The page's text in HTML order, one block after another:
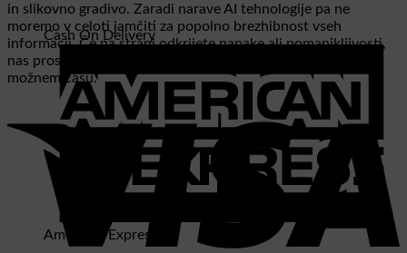
Cash On Delivery
American Express
in slikovno gradivo. Zaradi narave AI tehnologije pa ne
moremo v celoti jamčiti za popolno brezhibnost vseh
informacij. Če na strani odkrijete napake ali pomanjkljivosti,
nas prosim obvestite. Napako bomo odpravili v najkrajšem
možnem času.